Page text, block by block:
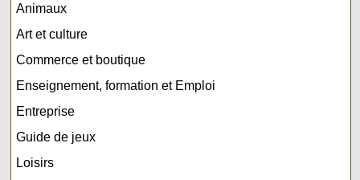
Animaux
Art et culture
Commerce et boutique
Enseignement, formation et Emploi
Entreprise
Guide de jeux
Loisirs